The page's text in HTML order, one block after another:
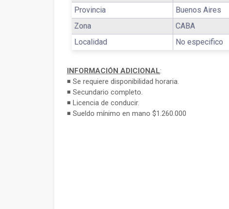
Provincia
Buenos Aires
Zona
CABA
Localidad
No especifico
INFORMACIÓN ADICIONAL:
◾ Se requiere disponibilidad horaria.
◾ Secundario completo.
◾ Licencia de conducir.
◾ Sueldo mínimo en mano $1.260.000